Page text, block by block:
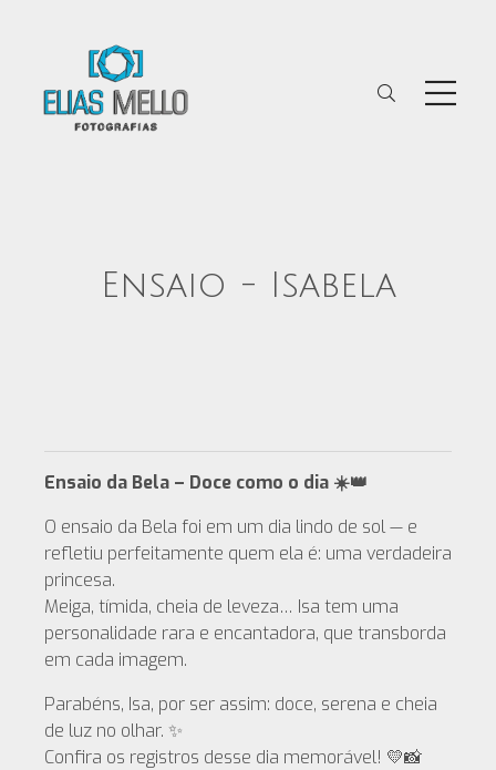
Ensaio - Isabela
Ensaio da Bela – Doce como o dia ☀️👑
O ensaio da Bela foi em um dia lindo de sol — e
refletiu perfeitamente quem ela é: uma verdadeira
princesa.
Meiga, tímida, cheia de leveza… Isa tem uma
personalidade rara e encantadora, que transborda
em cada imagem.
Parabéns, Isa, por ser assim: doce, serena e cheia
de luz no olhar. ✨
Confira os registros desse dia memorável! 💛📸